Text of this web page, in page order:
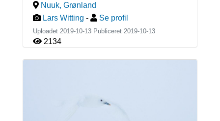
Nuuk, Grønland
Lars Witting - Se profil
Uploadet 2019-10-13 Publiceret 2019-10-13
2134